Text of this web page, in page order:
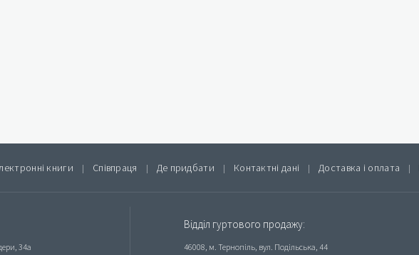
книги | Співпраця | Де придбати | Контактні дані | Доставка і оплата |
34а
Відділ гуртового продажу:
46008, м. Тернопіль, вул. Подільська, 44